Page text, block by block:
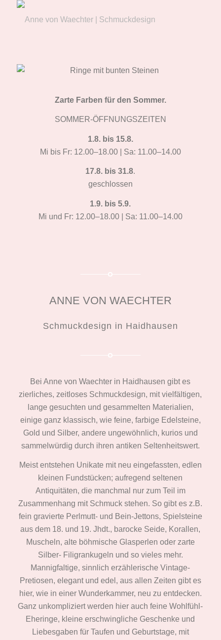
Zarte Farben für den Sommer.
SOMMER-ÖFFNUNGSZEITEN
1.8. bis 15.8.
Mi bis Fr: 12.00–18.00 | Sa: 11.00–14.00
17.8. bis 31.8.
geschlossen
1.9. bis 5.9.
Mi und Fr: 12.00–18.00 | Sa: 11.00–14.00
ANNE VON WAECHTER
Schmuckdesign in Haidhausen
Bei Anne von Waechter in Haidhausen gibt es
zierliches, zeitloses Schmuckdesign, mit vielfältigen,
lange gesuchten und gesammelten Materialien,
einige ganz klassisch, wie feine, farbige Edelsteine,
Gold und Silber, andere ungewöhnlich, kurios und
sammelwürdig durch ihren antiken Seltenheitswert.
Meist entstehen Unikate mit neu eingefassten, edlen
kleinen Fundstücken; aufregend seltenen
Antiquitäten, die manchmal nur zum Teil im
Zusammenhang mit Schmuck stehen. So gibt es z.B.
fein gravierte Perlmutt- und Bein-Jettons, Spielsteine
aus dem 18. und 19. Jhdt., barocke Seide, Korallen,
Muscheln, alte böhmische Glasperlen oder zarte
Silber- Filigrankugeln und so vieles mehr.
Mannigfaltige, sinnlich erzählerische Vintage-
Pretiosen, elegant und edel, aus allen Zeiten gibt es
hier, wie in einer Wunderkammer, neu zu entdecken.
Ganz unkompliziert werden hier auch feine Wohlfühl-
Eheringe, kleine erschwingliche Geschenke und
Liebesgaben für Taufen und Geburtstage, mit